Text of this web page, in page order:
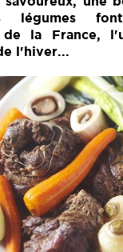
légumes
de la France,
l'hiver...